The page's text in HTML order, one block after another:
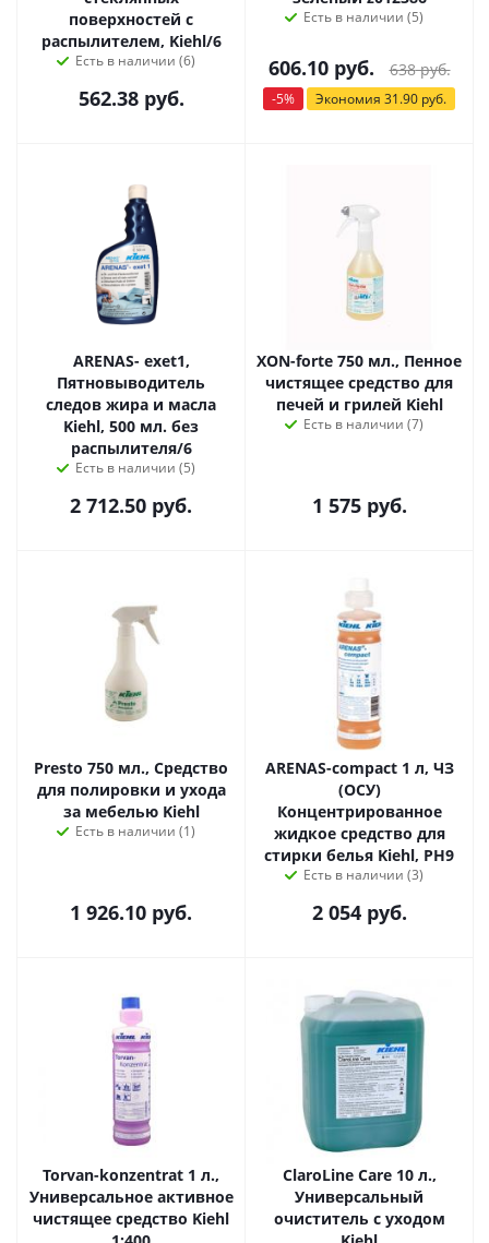
поверхностей с
распылителем, Kiehl/6
Есть в наличии (6)
562.38руб.
Есть в наличии (5)
606.10руб. 638руб.
-5% Экономия 31.90 руб.
ARENAS- exet1,
Пятновыводитель
следов жира и масла
Kiehl, 500 мл. без
распылителя/6
Есть в наличии (5)
2 712.50 руб.
XON-forte 750 мл., Пенное
чистящее средство для
печей и грилей Kiehl
Есть в наличии (7)
1 575руб.
Presto 750 мл., Средство
для полировки и ухода
за мебелью Kiehl
Есть в наличии (1)
1 926.10 руб.
ARENAS-compact 1 л, ЧЗ
(ОСУ)
Концентрированное
жидкое средство для
стирки белья Kiehl, PH9
Есть в наличии (3)
2 054руб.
Torvan-konzentrat 1 л.,
Универсальное активное
чистящее средство Kiehl
ClaroLine Care 10 л.,
Универсальный
очиститель с уходом